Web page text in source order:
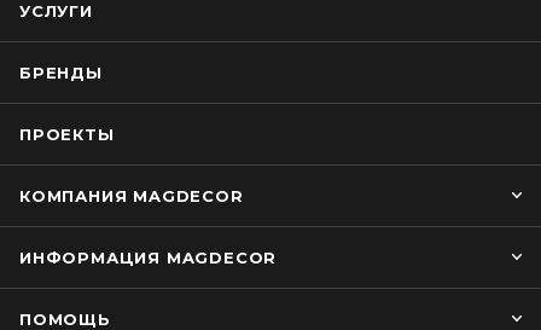
УСЛУГИ
БРЕНДЫ
ПРОЕКТЫ
КОМПАНИЯ MAGDECOR
ИНФОРМАЦИЯ MAGDECOR
ПОМОЩЬ